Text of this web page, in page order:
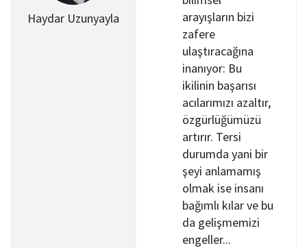
Haydar Uzunyayla
arayışların bizi
zafere
ulaştıracağına
inanıyor: Bu
ikilinin başarısı
acılarımızı azaltır,
özgürlüğümüzü
artırır. Tersi
durumda yani bir
şeyi anlamamış
olmak ise insanı
bağımlı kılar ve bu
da gelişmemizi
engeller...